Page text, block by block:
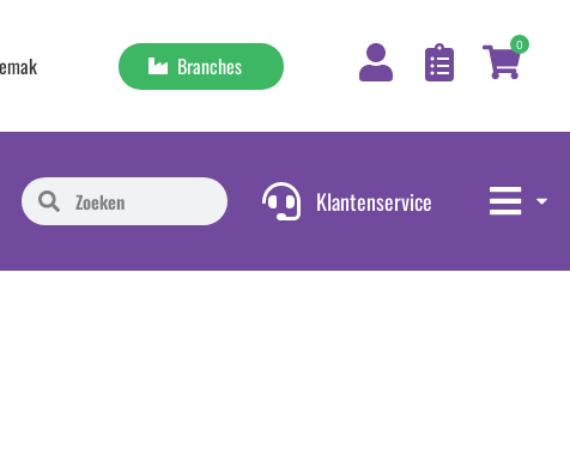
Branches
0
Klantenservice